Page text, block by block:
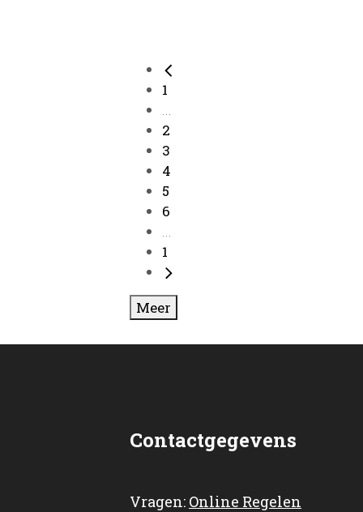
1
...
2
3
4
5
6
...
1
Meer
Contactgegevens
Vragen: Online Regelen